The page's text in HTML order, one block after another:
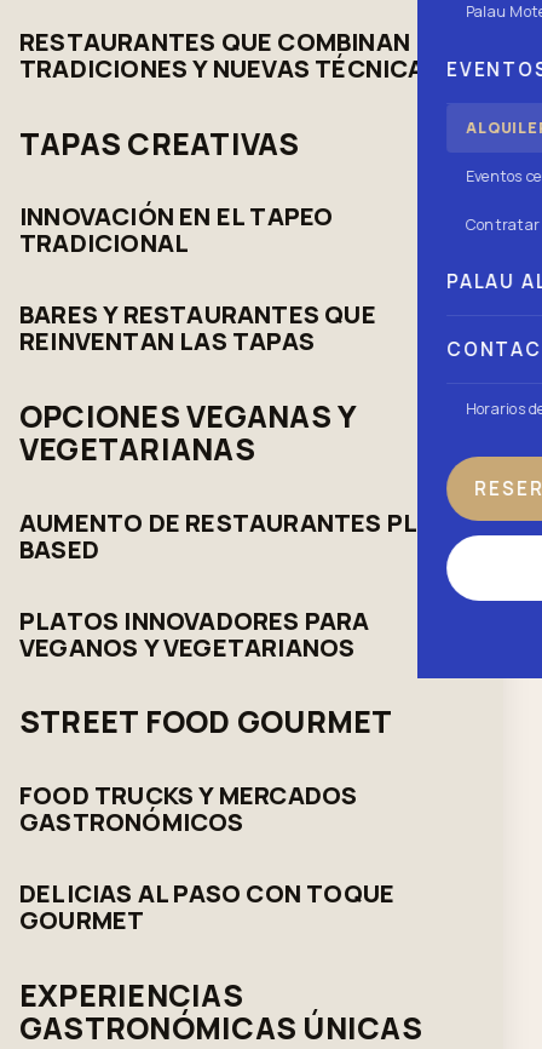
Palau
Eventos
Contratar
PALAU
Horarios
RESTAURANTES QUE COMBINAN
TRADICIONES Y NUEVAS TÉCNICAS
TAPAS CREATIVAS
INNOVACIÓN EN EL TAPEO
TRADICIONAL
BARES Y RESTAURANTES QUE
REINVENTAN LAS TAPAS
OPCIONES VEGANAS Y
VEGETARIANAS
AUMENTO DE RESTAURANTES PLANT-
BASED
PLATOS INNOVADORES PARA
VEGANOS Y VEGETARIANOS
STREET FOOD GOURMET
FOOD TRUCKS Y MERCADOS
GASTRONÓMICOS
DELICIAS AL PASO CON TOQUE
GOURMET
EXPERIENCIAS
GASTRONÓMICAS ÚNICAS